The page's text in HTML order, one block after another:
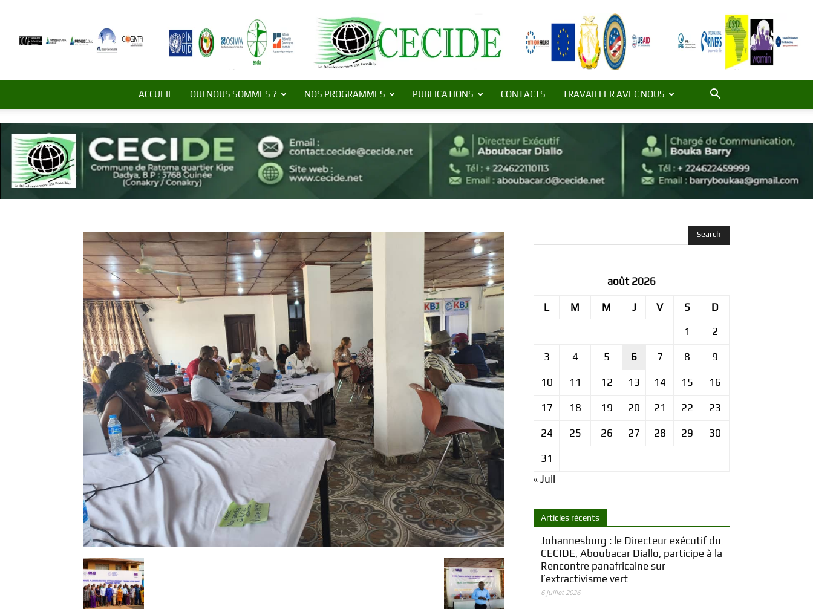
Centre
Commerce
International
pour
le
Développement
ACCUEIL QUI NOUS SOMMES ? NOS PROGRAMMES PUBLICATIONS CONTACTS TRAVAILLER AVEC NOUS
août 2026
L M M J V S
D
1
2
3 4 5 6 7 8 9
10 11 12 13 14 15 16
17 18 19 20 21 22 23
24 25 26 27 28 29 30
31
« Juil
Articles récents
Johannesburg : le Directeur exécutif du
CECIDE, Aboubacar Diallo, participe à la
Rencontre panafricaine sur
l’extractivisme vert
6 juillet 2026